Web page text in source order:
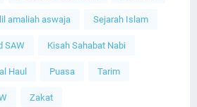
amaliah aswaja Sejarah Islam
SAW Kisah Sahabat Nabi
Haul Puasa Tarim
Zakat